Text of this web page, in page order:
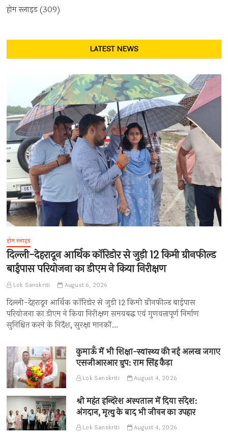
होम स्लाइड(309)
LATEST NEWS
होम स्लाइड
दिल्ली-देहरादून आर्थिक कॉरिडोर से जुड़ी 12 किमी ग्रीनफील्ड
बाईपास परियोजना का डीएम ने किया निरीक्षण
Lok Sanskriti August 6, 2026
दिल्ली-देहरादून आर्थिक कॉरिडोर से जुड़ी 12 किमी ग्रीनफील्ड बाईपास
परियोजना का डीएम ने किया निरीक्षण समयबद्ध एवं गुणवत्तापूर्ण निर्माण
सुनिश्चित करने के निर्देश, सुरक्षा मानकों…
कुमाऊँ में भी शिक्षा-स्वास्थ्य की नई अलख जगाए
एसजीआरआर ग्रुप: राम सिंह कैड़ा
Lok Sanskriti August 4, 2026
श्री महंत इन्दिरेश अस्पताल में दिया संदेश:
अंगदान, मृत्यु के बाद भी जीवन का उपहार
Lok Sanskriti August 4, 2026